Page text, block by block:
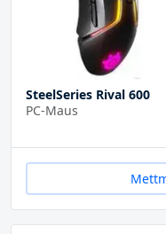
SteelSeries Rival 600
PC-Maus